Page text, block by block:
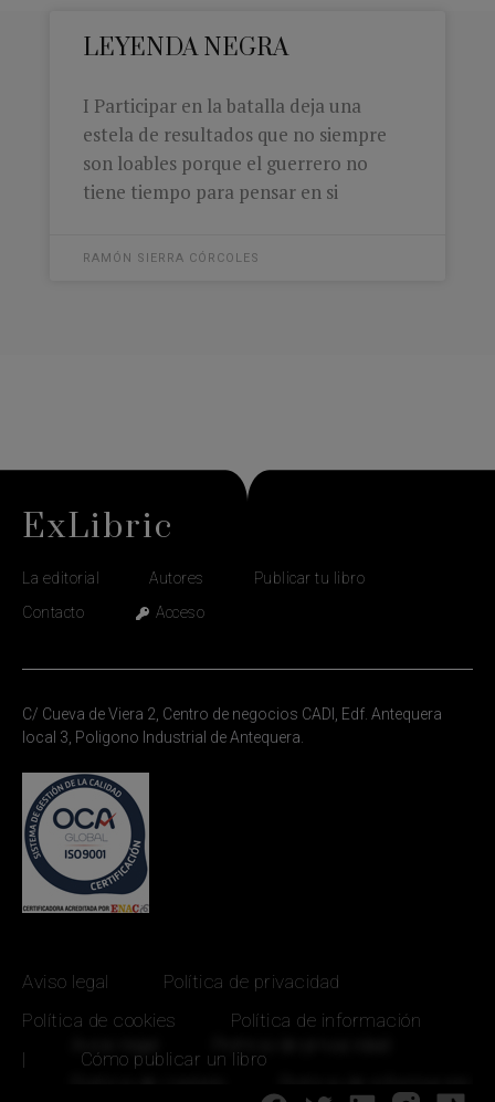
LEYENDA NEGRA
I Participar en la batalla deja una
estela de resultados que no siempre
son loables porque el guerrero no
tiene tiempo para pensar en si
RAMÓN SIERRA CÓRCOLES
ExLibric
La editorial Autores
Publicar tu libro
Contacto
Acceso
C/ Cueva de Viera 2, Centro de negocios CADI, Edf. Antequera
local 3, Poligono Industrial de Antequera.
Aviso legal
Política de privacidad
Política de cookies
Política de información
|
Cómo publicar un libro